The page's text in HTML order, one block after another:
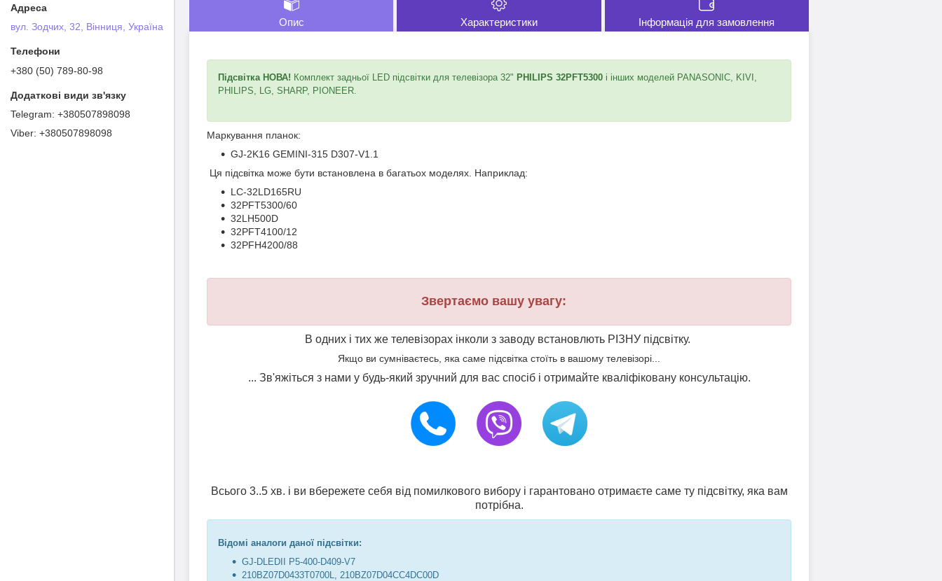
Опис Характеристики Інформація для замовлення
Підсвітка НОВА! Комплект задньої LED підсвітки для телевізора 32" PHILIPS 32PFT5300 і інших моделей PANASONIC, KIVI,
PHILIPS, LG, SHARP, PIONEER.
Маркування планок:
GJ-2K16 GEMINI-315 D307-V1.1
Ця підсвітка може бути встановлена в багатьох моделях. Наприклад:
LC-32LD165RU
32PFT5300/60
32LH500D
32PFT4100/12
32PFH4200/88
Звертаємо вашу увагу:
В одних і тих же телевізорах інколи з заводу встановлють РІЗНУ підсвітку.
Якщо ви сумніваєтесь, яка саме підсвітка стоїть в вашому телевізорі...
... Зв'яжіться з нами у будь-який зручний для вас спосіб і отримайте кваліфіковану консультацію.
Всього 3..5 хв. і ви вбережете себя від помилкового вибору і гарантовано отримаєте саме ту підсвітку, яка вам
потрібна.
Відомі аналоги даної підсвітки:
GJ-DLEDII P5-400-D409-V7
210BZ07D0433T0700L, 210BZ07D04CC4DC00D
вул. Зодчих, 32, Вінниця, Україна
+380 (50) 789-80-98
+380507898098
+380507898098